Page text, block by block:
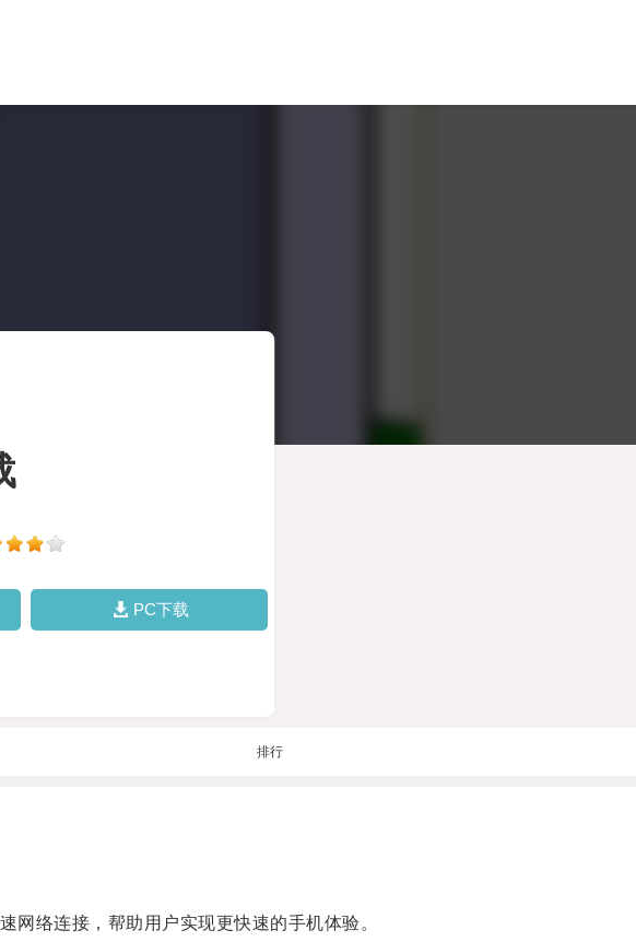
PC下载
排行
络连接，帮助用户实现更快速的手机体验。